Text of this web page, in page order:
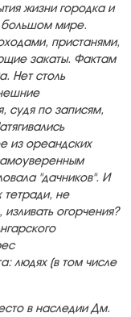
жизни городка и
мире.
пристанями,
закаты. Фактам
Нет столь
судя по записям,
из ореандских
"дачников". И
тетради, не
огорчения?
людях (в том числе
в наследии Дм.